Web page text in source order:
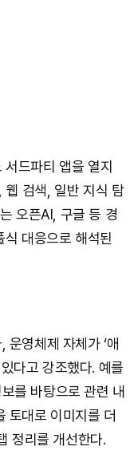
드파티 앱을 열지
웹 검색, 일반 지식 탐
오픈AI, 구글 등 경
대응으로 해석된
운영체제 자체가 ‘애
다고 강조했다. 예를
를 바탕으로 관련 내
토대로 이미지를 더
정리를 개선한다.